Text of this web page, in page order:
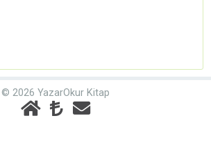
© 2026 YazarOkur Kitap